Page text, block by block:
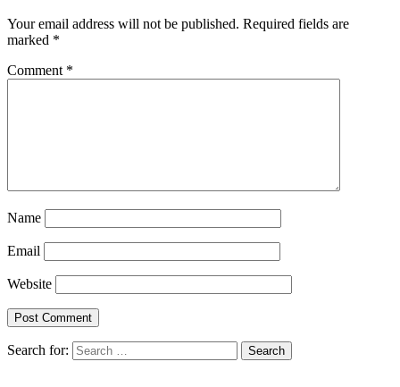
Your email address will not be published. Required fields are
marked *
Comment *
Name
Email
Website
Search for: